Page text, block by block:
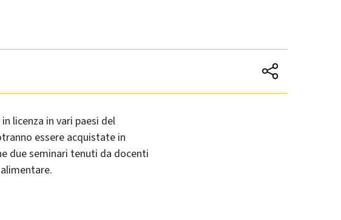
licenza in vari paesi del
essere acquistate in
due seminari tenuti da docenti